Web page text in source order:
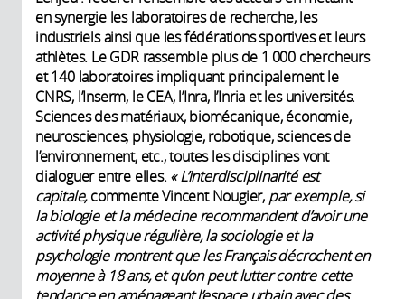
en synergie les laboratoires de recherche, les
industriels ainsi que les fédérations sportives et leurs
athlètes. Le GDR rassemble plus de 1 000 chercheurs
et 140 laboratoires impliquant principalement le
CNRS, l’Inserm, le CEA, l’Inra, l’Inria et les universités.
Sciences des matériaux, biomécanique, économie,
neurosciences, physiologie, robotique, sciences de
l’environnement, etc., toutes les disciplines vont
dialoguer entre elles. « L’interdisciplinarité est
capitale,commente Vincent Nougier, par exemple, si
la biologie et la médecine recommandent d’avoir une
activité physique régulière, la sociologie et la
psychologie montrent que les Français décrochent en
moyenne à 18 ans, et qu’on peut lutter contre cette